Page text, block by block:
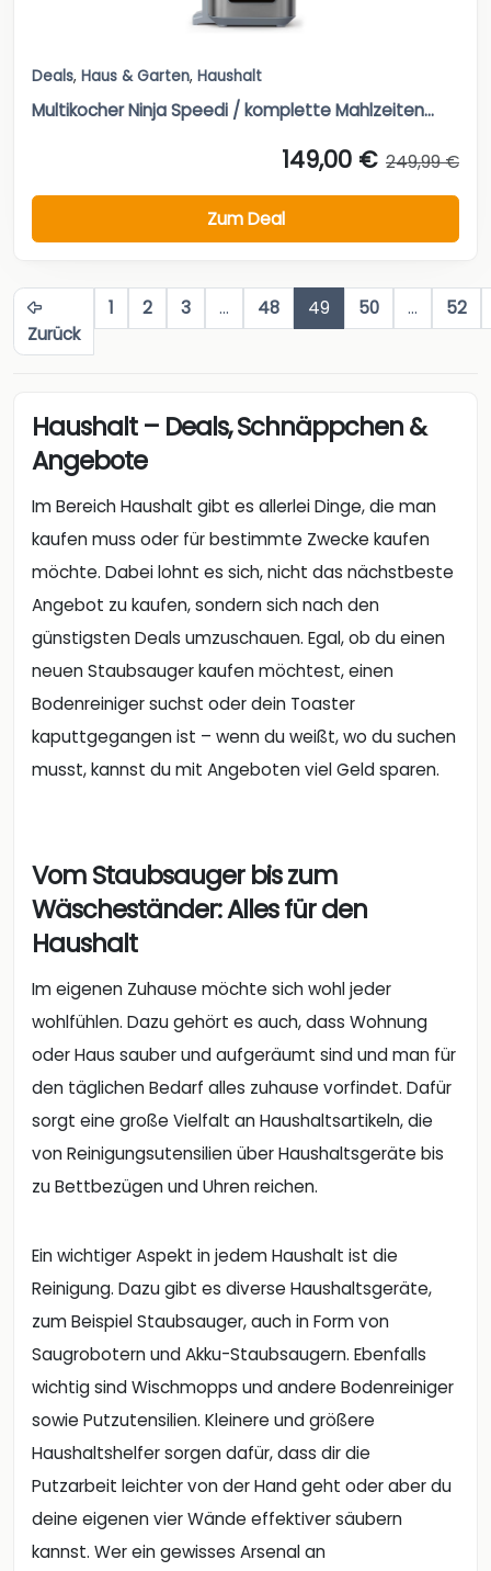
Deals, Haus & Garten, Haushalt
Multikocher Ninja Speedi / komplette Mahlzeiten...
149,00 € 249,99 €
Zum Deal
Zurück
1 2 3 … 48 49 50 … 52
Haushalt – Deals, Schnäppchen &
Angebote
Im Bereich Haushalt gibt es allerlei Dinge, die man
kaufen muss oder für bestimmte Zwecke kaufen
möchte. Dabei lohnt es sich, nicht das nächstbeste
Angebot zu kaufen, sondern sich nach den
günstigsten Deals umzuschauen. Egal, ob du einen
neuen Staubsauger kaufen möchtest, einen
Bodenreiniger suchst oder dein Toaster
kaputtgegangen ist – wenn du weißt, wo du suchen
musst, kannst du mit Angeboten viel Geld sparen.
Vom Staubsauger bis zum
Wäscheständer: Alles für den
Haushalt
Im eigenen Zuhause möchte sich wohl jeder
wohlfühlen. Dazu gehört es auch, dass Wohnung
oder Haus sauber und aufgeräumt sind und man für
den täglichen Bedarf alles zuhause vorfindet. Dafür
sorgt eine große Vielfalt an Haushaltsartikeln, die
von Reinigungsutensilien über Haushaltsgeräte bis
zu Bettbezügen und Uhren reichen.
Ein wichtiger Aspekt in jedem Haushalt ist die
Reinigung. Dazu gibt es diverse Haushaltsgeräte,
zum Beispiel Staubsauger, auch in Form von
Saugrobotern und Akku-Staubsaugern. Ebenfalls
wichtig sind Wischmopps und andere Bodenreiniger
sowie Putzutensilien. Kleinere und größere
Haushaltshelfer sorgen dafür, dass dir die
Putzarbeit leichter von der Hand geht oder aber du
deine eigenen vier Wände effektiver säubern
kannst. Wer ein gewisses Arsenal an